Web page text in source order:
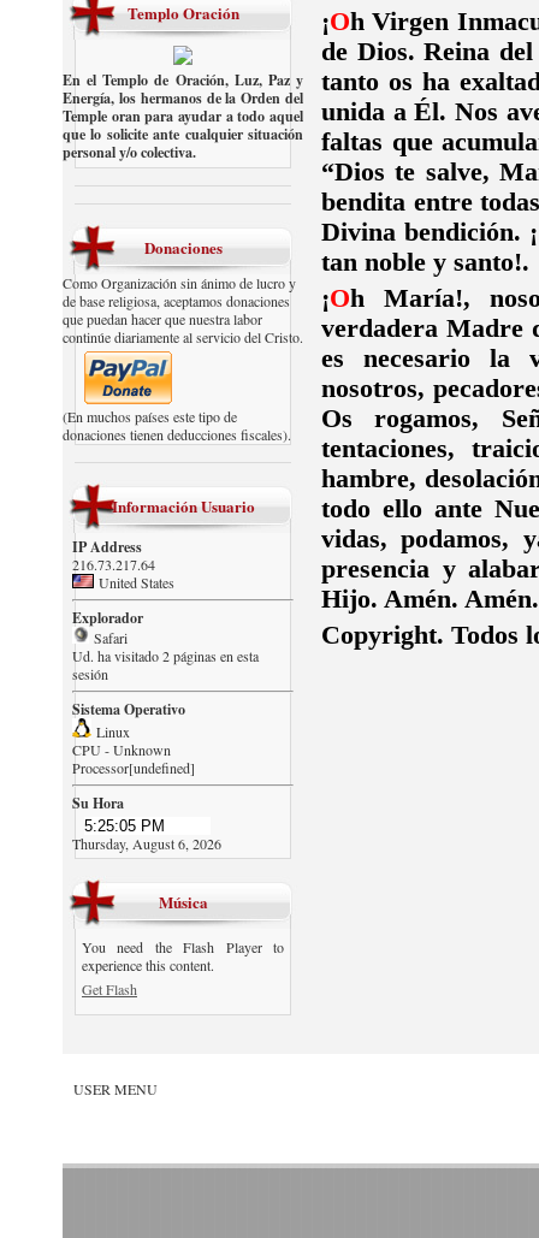
Templo Oración
En el Templo de Oración, Luz, Paz y
Energía, los hermanos de la Orden del
Temple oran para ayudar a todo aquel
que lo solicite ante cualquier situación
personal y/o colectiva.
Donaciones
Como Organización sin ánimo de lucro y
de base religiosa, aceptamos donaciones
que puedan hacer que nuestra labor
continúe diariamente al servicio del Cristo.
(En muchos países este tipo de
donaciones tienen deducciones fiscales).
Información Usuario
IP Address
216.73.217.64
United States
Explorador
Safari
Ud. ha visitado 2 páginas en esta
sesión
Sistema Operativo
Linux
CPU - Unknown
Processor[undefined]
Su Hora
Thursday, August 6, 2026
Música
You need the Flash Player to
experience this content.
Get Flash
¡Oh Virgen
de Dios. Reina
tanto os ha
unida a Él. Nos
faltas que
“Dios te salve,
bendita entre
Divina bendición.
tan noble y santo!.
¡Oh María!,
verdadera Madre
es necesario la
nosotros,
Os rogamos,
tentaciones,
hambre,
todo ello ante
vidas, podamos,
presencia y
Hijo. Amén.
Copyright. Todos
USER MENU